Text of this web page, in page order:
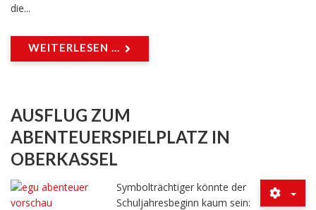
die...
WEITERLESEN ...
AUSFLUG ZUM
ABENTEUERSPIELPLATZ IN
OBERKASSEL
Symbolträchtiger könnte der
Schuljahresbeginn kaum sein: